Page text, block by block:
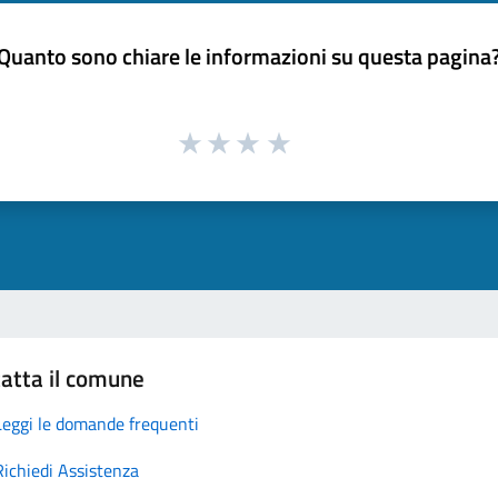
sono chiare le informazioni su questa
il comune
le domande frequenti
Assistenza